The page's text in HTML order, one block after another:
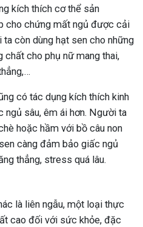
kích thích cơ thể sản
cho chứng mất ngủ được cải
còn dùng hạt sen cho những
chất cho phụ nữ mang thai,
có tác dụng kích thích kinh
ngủ sâu, êm ái hơn. Người ta
hoặc hầm với bồ câu non
càng đảm bảo giấc ngủ
thẳng, stress quá lâu.
là liên ngẫu, một loại thực
cao đối với sức khỏe, đặc